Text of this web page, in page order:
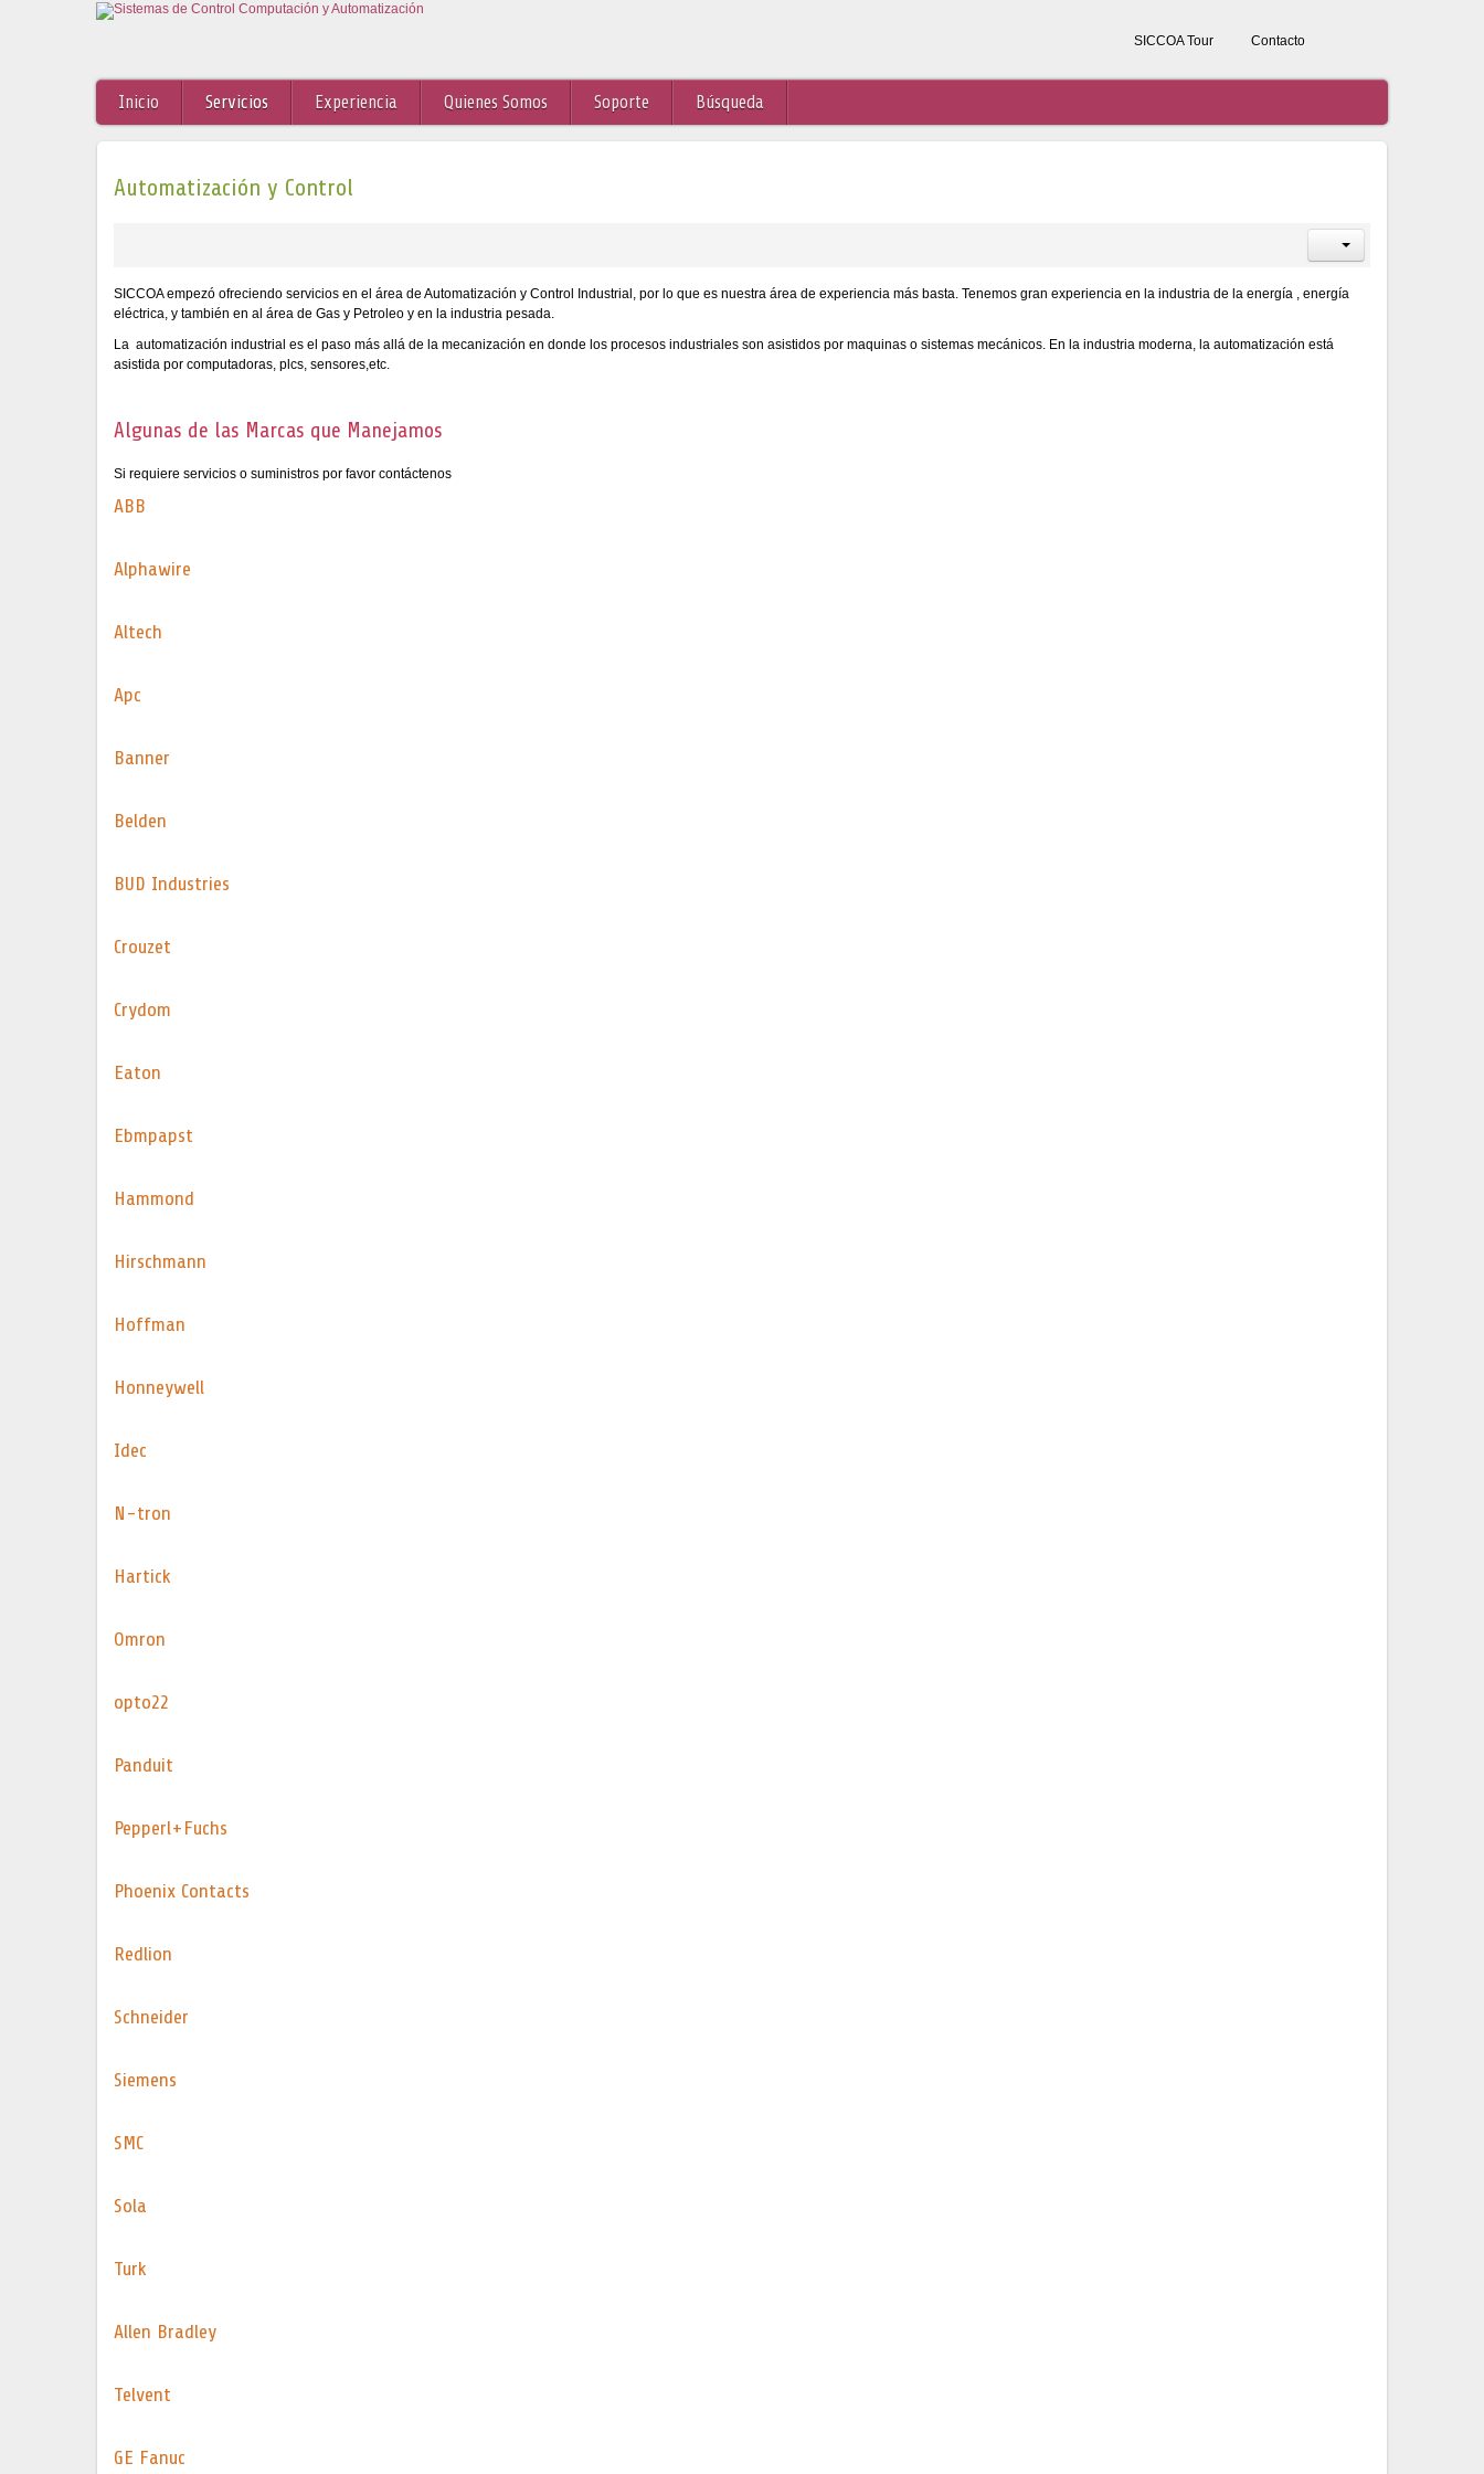
SICCOA Tour Contacto
Inicio Servicios Experiencia Quienes Somos Soporte Búsqueda
Automatización y Control
SICCOA empezó ofreciendo servicios en el área de Automatización y Control Industrial, por lo que es nuestra área de experiencia más basta. Tenemos gran experiencia en la industria de la energía , energía
eléctrica, y también en al área de Gas y Petroleo y en la industria pesada.
La automatización industrial es el paso más allá de la mecanización en donde los procesos industriales son asistidos por maquinas o sistemas mecánicos. En la industria moderna, la automatización está
asistida por computadoras, plcs, sensores,etc.
Algunas de las Marcas que Manejamos
Si requiere servicios o suministros por favor contáctenos
ABB
Alphawire
Altech
Apc
Banner
Belden
BUD Industries
Crouzet
Crydom
Eaton
Ebmpapst
Hammond
Hirschmann
Hoffman
Honneywell
Idec
N-tron
Hartick
Omron
opto22
Panduit
Pepperl+Fuchs
Phoenix Contacts
Redlion
Schneider
Siemens
SMC
Sola
Turk
Allen Bradley
Telvent
GE Fanuc